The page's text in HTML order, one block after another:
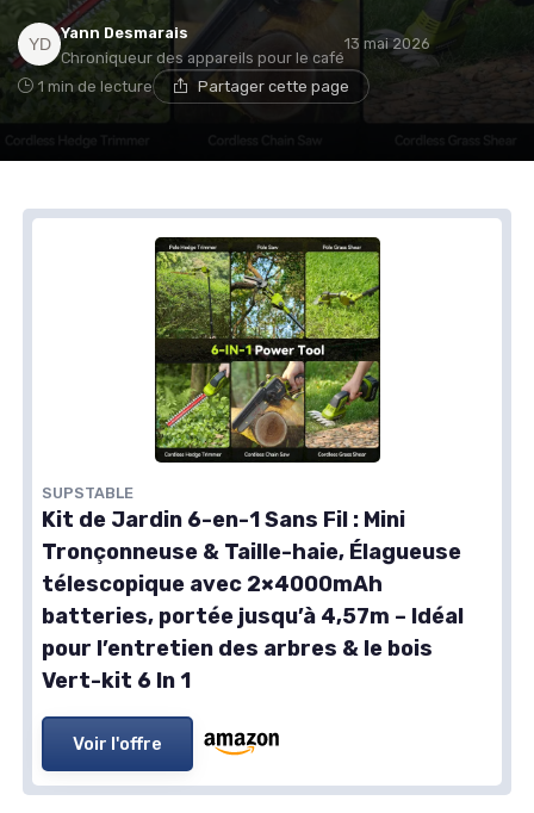
Yann Desmarais
Chroniqueur des appareils pour le café
13 mai 2026
1 min de lecture Partager cette page
SUPSTABLE
Kit de Jardin 6-en-1 Sans Fil : Mini
Tronçonneuse & Taille-haie, Élagueuse
télescopique avec 2×4000mAh
batteries, portée jusqu’à 4,57m – Idéal
pour l’entretien des arbres & le bois
Vert-kit 6 In 1
Voir l'offre